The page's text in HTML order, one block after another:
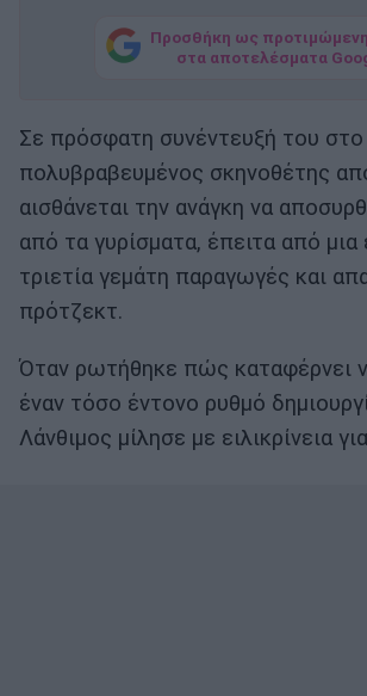
Προσθήκη ως
στα αποτελέσματα
Σε πρόσφατη συνέντευξή του στο
πολυβραβευμένος σκηνοθέτης
αισθάνεται την ανάγκη να
από τα γυρίσματα, έπειτα από μια
τριετία γεμάτη παραγωγές και
πρότζεκτ.
Όταν ρωτήθηκε πώς καταφέρνει
έναν τόσο έντονο ρυθμό
Λάνθιμος μίλησε με ειλικρίνεια